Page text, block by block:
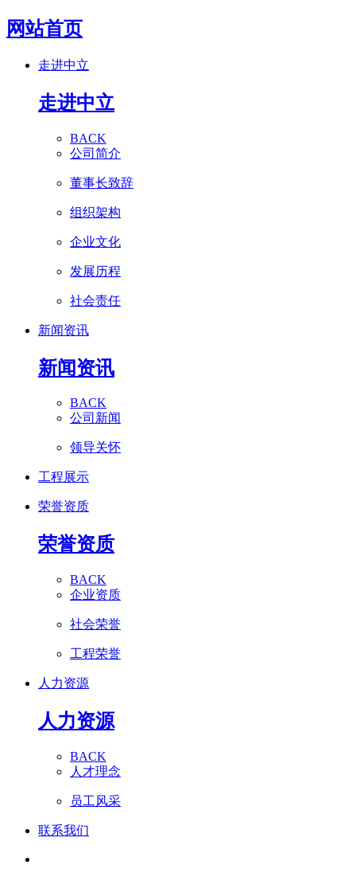
网站首页
走进中立
走进中立
BACK
公司简介
董事长致辞
组织架构
企业文化
发展历程
社会责任
新闻资讯
新闻资讯
BACK
公司新闻
领导关怀
工程展示
荣誉资质
荣誉资质
BACK
企业资质
社会荣誉
工程荣誉
人力资源
人力资源
BACK
人才理念
员工风采
联系我们